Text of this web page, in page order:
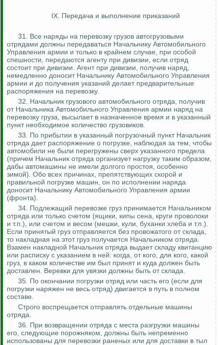
IX. Передача и выполнение приказаний
31. Все наряды на перевозку грузов автогрузовыми
отрядами должны передаваться Начальнику Автомобильного
Управления армии и только в крайнем случае, при особой
спешности, передаются агенту при дивизии, если отряд
состоит при дивизии. Агент при дивизии, получив наряд,
немедленно доносит Начальнику Автомобильного Управления
армии и до получения указаний делает предварительные
распоряжения на перевозку.
32. Начальник грузового автомобильного отряда, получив
от Начальника Автомобильного Управления армии наряд на
перевозку груза, высылает в назначенное время и в указанный
пункт необходимое количество грузовиков.
33. По прибытии в указанный погрузочный пункт Начальник
отряда дает распоряжение о погрузке, наблюдая за тем, чтобы
автомобили не были перегружены сверх указанного предела
(причем Начальник отряда организует нагрузку таким образом,
дабы автомашины не имели долгого простоя, особенно
зимой). Обо всех причинах, препятствующих скорой и
правильной погрузке машин, он по исполнении наряда
доносит Начальнику Автомобильного Управления армии
(фронта).
34. Подлежащий перевозке груз принимается Начальником
отряда или только счетом (ящики, кипы сена, круги проволоки
и т.п.), или счетом и весом (мешки, кули, буханки хлеба и т.п.).
Если принятый груз отправляется без провожатого от склада,
то накладная на этот груз получается Начальником отряда.
Взамен накладной Начальник отряда выдает складу квитанцию
или расписку с указанием в ней: когда, от кого, для кого, какой
груз, в каком количестве им был принят и куда должен быть
доставлен. Веревки для увязки должны быть от склада.
35. По окончании погрузки отряд или часть его (если для
погрузки наряжен не весь отряд) двигается в путь в полном
составе.
Строго воспрещается отправлять отдельные машины
отряда.
36. При возвращении отряда с места разгрузки машины
его, следующие порожняком, должны быть непременно
использованы для перевозки раненых или для доставки в тыл